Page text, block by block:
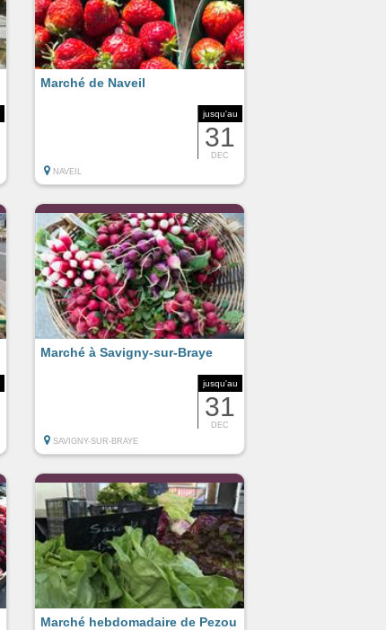
jusqu'au
31
DEC
Marché de Naveil
NAVEIL
jusqu'au
31
DEC
Marché à Savigny-sur-Braye
SAVIGNY-SUR-BRAYE
Marché hebdomadaire de Pezou